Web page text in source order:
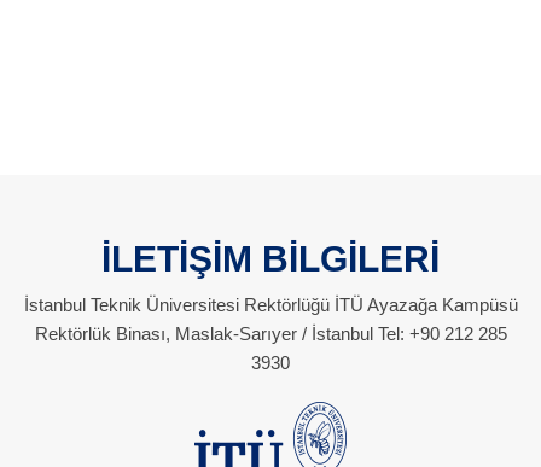
İLETİŞİM BİLGİLERİ
İstanbul Teknik Üniversitesi Rektörlüğü İTÜ Ayazağa Kampüsü
Rektörlük Binası, Maslak-Sarıyer / İstanbul Tel: +90 212 285
3930